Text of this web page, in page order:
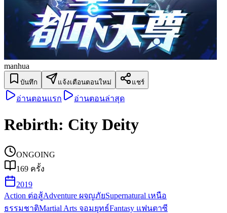
manhua
บันทึก แจ้งเตือนตอนใหม่ แชร์
อ่านตอนแรก อ่านตอนล่าสุด
Rebirth: City Deity
ONGOING
169 ครั้ง
2019
Action ต่อสู้Adventure ผจญภัยSupernatural เหนือ
ธรรมชาติMartial Arts จอมยุทธ์Fantasy แฟนตาซี